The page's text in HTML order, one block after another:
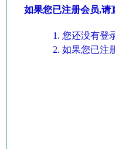
如果您已注册会员,请
您还没有登
如果您已注